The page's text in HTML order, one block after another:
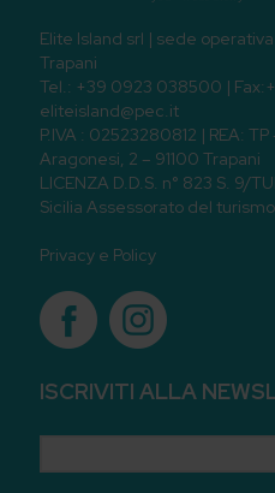
Elite Island srl | sede
Trapani
Tel.: +39 0923 038500 |
eliteisland@pec.it
P.IVA : 02523280812 | REA:
Aragonesi, 2 – 91100 Trapani
LICENZA D.D.S. n° 823 S. 9/
Sicilia Assessorato del
Privacy e Policy
ISCRIVITI ALLA